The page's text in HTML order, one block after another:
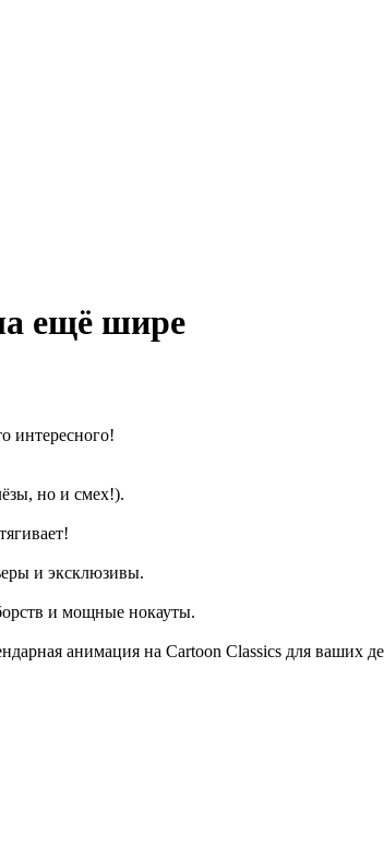
ещё шире
интересного!
но и смех!).
и эксклюзивы.
и мощные нокауты.
анимация на Cartoon Classics для ваших